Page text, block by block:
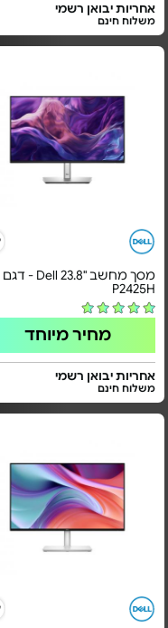
אחריות יבואן רשמי
משלוח חינם
מסך מחשב "23.8 Dell - דגם
P2425H
מחיר מיוחד
אחריות יבואן רשמי
משלוח חינם